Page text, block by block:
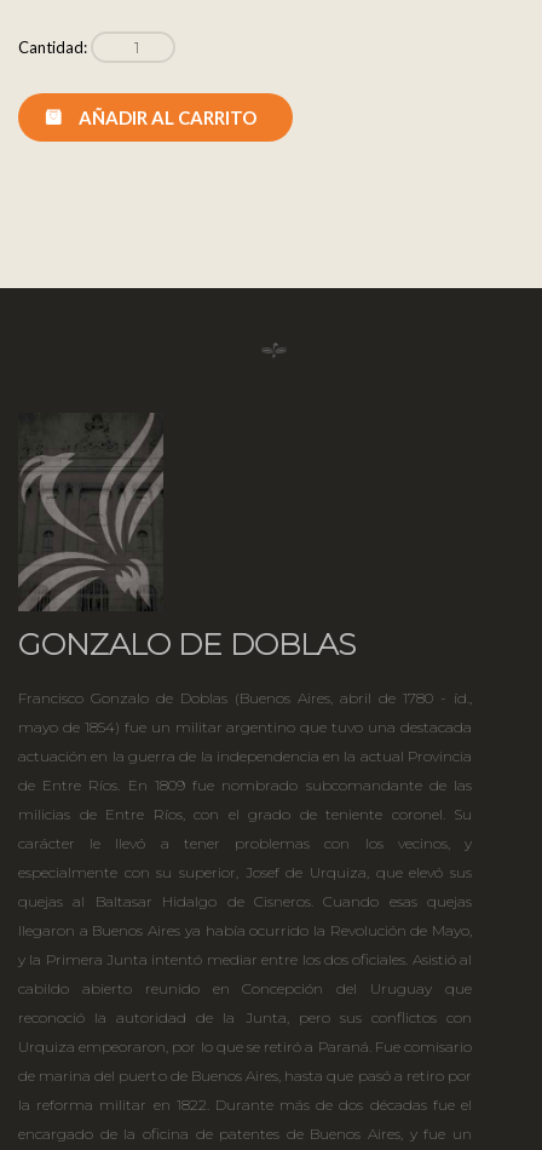
Cantidad:
AÑADIR AL CARRITO
GONZALO DE DOBLAS
Francisco Gonzalo de Doblas (Buenos Aires, abril de 1780 - íd.,
mayo de 1854) fue un militar argentino que tuvo una destacada
actuación en la guerra de la independencia en la actual Provincia
de Entre Ríos. En 1809 fue nombrado subcomandante de las
milicias de Entre Ríos, con el grado de teniente coronel. Su
carácter le llevó a tener problemas con los vecinos, y
especialmente con su superior, Josef de Urquiza, que elevó sus
quejas al Baltasar Hidalgo de Cisneros. Cuando esas quejas
llegaron a Buenos Aires ya había ocurrido la Revolución de Mayo,
y la Primera Junta intentó mediar entre los dos oficiales. Asistió al
cabildo abierto reunido en Concepción del Uruguay que
reconoció la autoridad de la Junta, pero sus conflictos con
Urquiza empeoraron, por lo que se retiró a Paraná. Fue comisario
de marina del puerto de Buenos Aires, hasta que pasó a retiro por
la reforma militar en 1822. Durante más de dos décadas fue el
encargado de la oficina de patentes de Buenos Aires, y fue un